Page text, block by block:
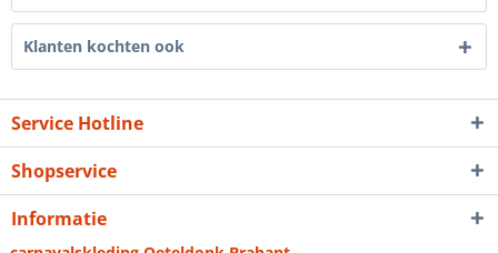
Klanten kochten ook
Service Hotline
Shopservice
Informatie